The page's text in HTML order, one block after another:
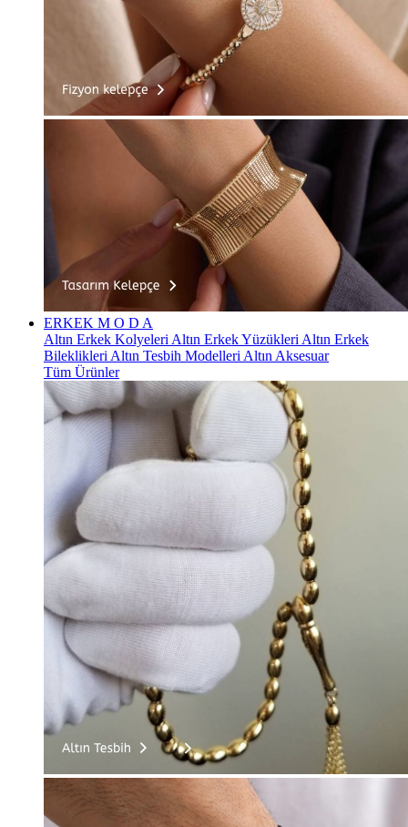
ERKEK M O D A
Altın Erkek Kolyeleri Altın Erkek Yüzükleri Altın Erkek
Bileklikleri Altın Tesbih Modelleri Altın Aksesuar
Tüm Ürünler